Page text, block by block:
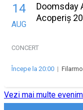
14
AUG
Doomsday
Acoperiș
CONCERT
Începe la 20:00 |
Vezi mai multe